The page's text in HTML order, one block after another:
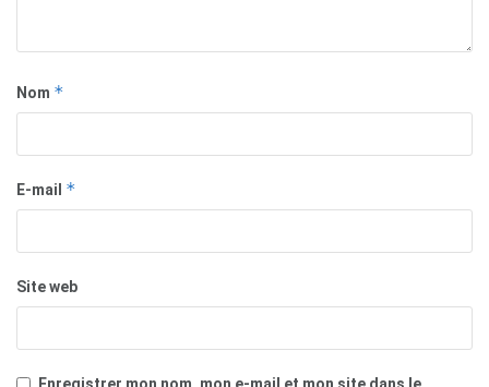
Nom *
E-mail *
Site web